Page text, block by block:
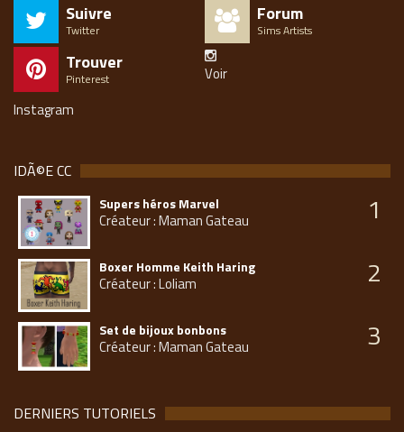
Suivre
Twitter
Forum
Sims Artists
Trouver
Pinterest
Voir
Instagram
IDÃ©E CC
Supers héros Marvel
Créateur : Maman Gateau 1
Boxer Homme Keith Haring
Créateur : Loliam 2
Set de bijoux bonbons
Créateur : Maman Gateau 3
DERNIERS TUTORIELS